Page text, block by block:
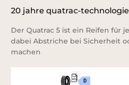
20 jahre quatrac-technologie
Der Quatrac 5 ist ein Reifen für
dabei Abstriche bei Sicherheit
machen
D